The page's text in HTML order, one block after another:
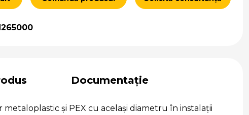
Documentație
și PEX cu același diametru în instalații